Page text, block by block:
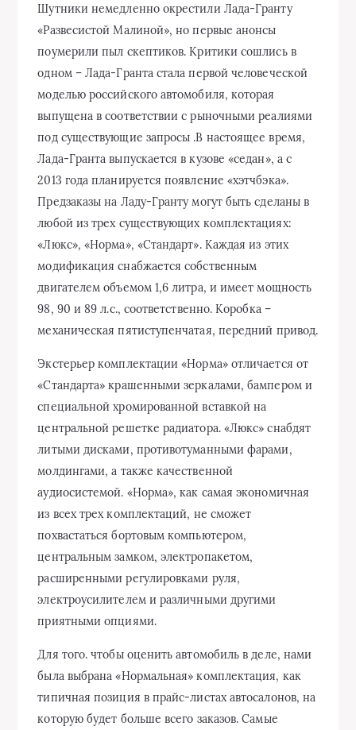
Шутники немедленно окрестили Лада-Гранту
«Развесистой Малиной», но первые анонсы
поумерили пыл скептиков. Критики сошлись в
одном – Лада-Гранта стала первой человеческой
моделью российского автомобиля, которая
выпущена в соответствии с рыночными реалиями
под существующие запросы .В настоящее время,
Лада-Гранта выпускается в кузове «седан», а с
2013 года планируется появление «хэтчбэка».
Предзаказы на Ладу-Гранту могут быть сделаны в
любой из трех существующих комплектациях:
«Люкс», «Норма», «Стандарт». Каждая из этих
модификация снабжается собственным
двигателем объемом 1,6 литра, и имеет мощность
98, 90 и 89 л.с., соответственно. Коробка –
механическая пятиступенчатая, передний привод.
Экстерьер комплектации «Норма» отличается от
«Стандарта» крашенными зеркалами, бампером и
специальной хромированной вставкой на
центральной решетке радиатора. «Люкс» снабдят
литыми дисками, противотуманными фарами,
молдингами, а также качественной
аудиосистемой. «Норма», как самая экономичная
из всех трех комплектаций, не сможет
похвастаться бортовым компьютером,
центральным замком, электропакетом,
расширенными регулировками руля,
электроусилителем и различными другими
приятными опциями.
Для того. чтобы оценить автомобиль в деле, нами
была выбрана «Нормальная» комплектация, как
типичная позиция в прайс-листах автосалонов, на
которую будет больше всего заказов. Самые